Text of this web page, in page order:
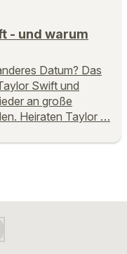
- und warum
Datum? Das
Swift und
an große
Heiraten Taylor …